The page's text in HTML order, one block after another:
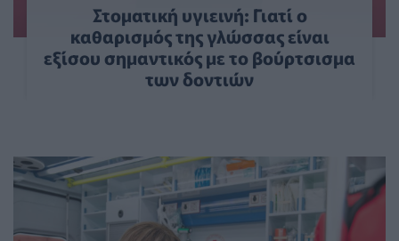
Στοματική υγιεινή: Γιατί ο
καθαρισμός της γλώσσας είναι
εξίσου σημαντικός με το βούρτσισμα
των δοντιών